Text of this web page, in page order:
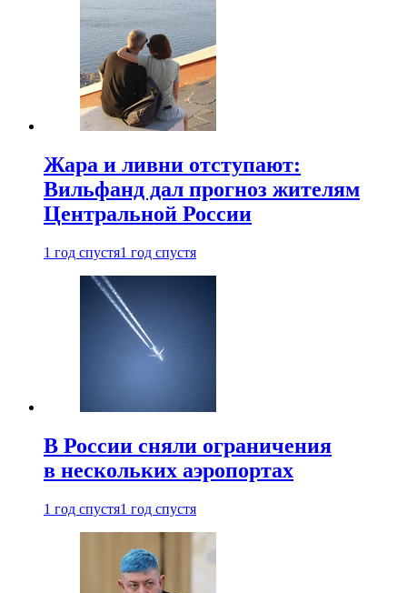
Жара и ливни отступают:
Вильфанд дал прогноз жителям
Центральной России
1 год спустя1 год спустя
В России сняли ограничения
в нескольких аэропортах
1 год спустя1 год спустя